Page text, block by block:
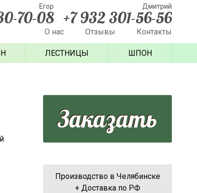
Егор
70-08
Дмитрий
+7 932 301-56-56
О нас Отзывы Контакты
ЛЕСТНИЦЫ ШПОН
Заказать
Производство в Челябинске
+ Доставка по РФ